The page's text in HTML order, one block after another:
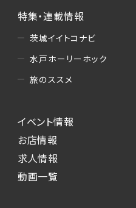
特集・連載情報
茨城イイトコナビ
水戸ホーリーホック
旅のススメ
イベント情報
お店情報
求人情報
動画一覧